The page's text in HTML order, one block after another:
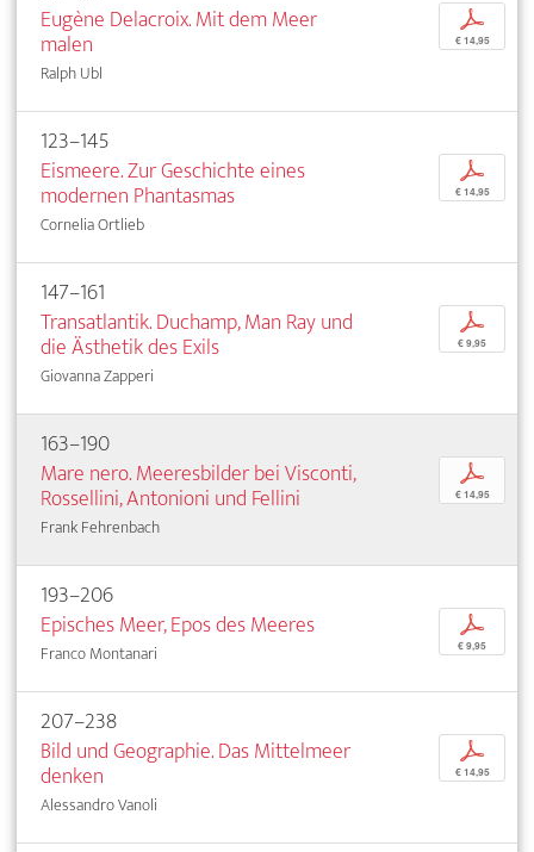
Eugène Delacroix. Mit dem Meer
malen
Ralph Ubl
p
€ 14,95
123–145
Eismeere. Zur Geschichte eines
modernen Phantasmas
Cornelia Ortlieb
p
€ 14,95
147–161
Transatlantik. Duchamp, Man Ray und
die Ästhetik des Exils
Giovanna Zapperi
p
€ 9,95
163–190
Mare nero. Meeresbilder bei Visconti,
Rossellini, Antonioni und Fellini
Frank Fehrenbach
p
€ 14,95
193–206
Episches Meer, Epos des Meeres
Franco Montanari
p
€ 9,95
207–238
Bild und Geographie. Das Mittelmeer
denken
Alessandro Vanoli
p
€ 14,95